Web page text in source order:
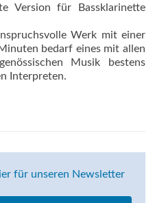
Version für Bassklarinette
Werk mit einer
bedarf eines mit allen
Musik bestens
Interpreten.
für unseren Newsletter